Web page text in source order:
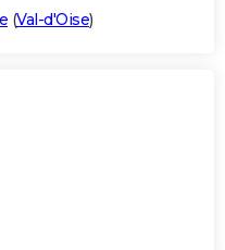
(Val-d'Oise)